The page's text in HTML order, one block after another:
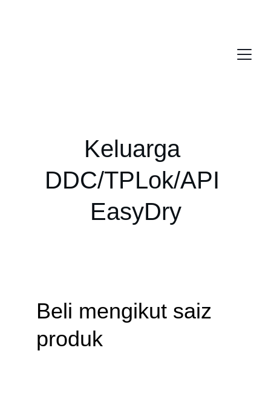
Keluarga
DDC/TPLok/API
EasyDry
Beli mengikut saiz
produk